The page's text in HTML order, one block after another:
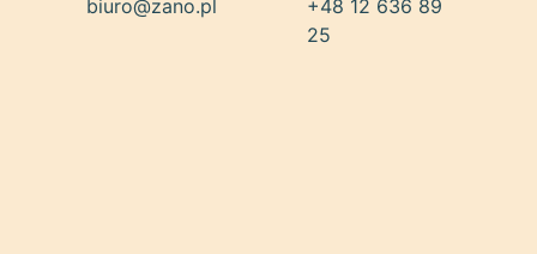
biuro@zano.pl
+48 12 636 89
25